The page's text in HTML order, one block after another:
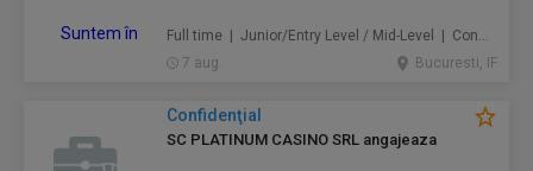
Full time | Junior/Entry Level / Mid-Level | Construcţii / Amenajări
7 aug.
Bucuresti, IF
Confidenţial
SC PLATINUM CASINO SRL angajeaza